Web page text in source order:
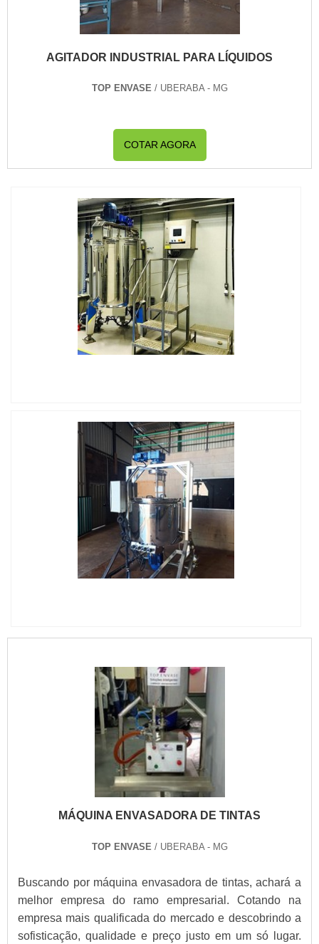
AGITADOR INDUSTRIAL PARA LÍQUIDOS
TOP ENVASE / UBERABA - MG
COTAR AGORA
MÁQUINA ENVASADORA DE TINTAS
TOP ENVASE / UBERABA - MG
Buscando por máquina envasadora de tintas, achará a
melhor empresa do ramo empresarial. Cotando na
empresa mais qualificada do mercado e descobrindo a
sofisticação, qualidade e preço justo em um só lugar.